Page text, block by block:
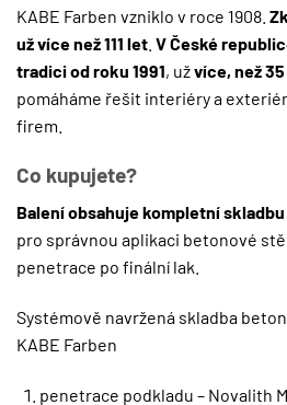
KABE Farben vzniklo v roce 1908.
už více než 111 let V České
tradici od roku 1991, užvíce, než
pomáháme řešit interiéry a
firem.
Co kupujete?
Balení obsahuje kompletní
pro správnou aplikaci betonové
penetrace po finální lak.
Systémově navržená skladba
KABE Farben
penetrace podkladu – Novalith